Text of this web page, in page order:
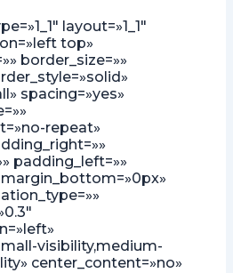
layout=»1_1″
top»
border_size=»»
spacing=»yes»
repeat»
padding_left=»»
visibility,medium-
center_content=»no»